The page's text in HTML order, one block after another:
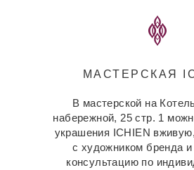
МАСТЕРСКАЯ
В мастерской на
набережной, 25 стр. 1
украшения ICHIEN
с художником бренда и
консультацию по